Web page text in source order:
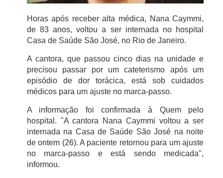
Horas após receber alta médica, Nana Caymmi,
de 83 anos, voltou a ser internada no hospital
Casa de Saúde São José, no Rio de Janeiro.
A cantora, que passou cinco dias na unidade e
precisou passar por um cateterismo após um
episódio de dor torácica, está sob cuidados
médicos para um ajuste no marca-passo.
A informação foi confirmada à Quem pelo
hospital. "A cantora Nana Caymmi voltou a ser
internada na Casa de Saúde São José na noite
de ontem (26). A paciente retornou para um ajuste
no marca-passo e está sendo medicada",
informou.